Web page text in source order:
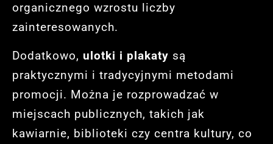
organicznego wzrostu liczby
zainteresowanych.
Dodatkowo, ulotki i plakaty są
praktycznymi i tradycyjnymi metodami
promocji. Można je rozprowadzać w
miejscach publicznych, takich jak
kawiarnie, biblioteki czy centra kultury, co